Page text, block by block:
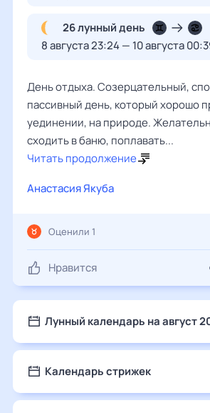
26 лунный день
8 августа 23:24 — 10 августа
День отдыха. Созерцательный,
пассивный день, который хорошо
уединении, на природе.
сходить в баню, поплавать...
Читать продолжение
Анастасия Якуба
Нравится
Оценили 1
Лунный календарь на август
Календарь стрижек